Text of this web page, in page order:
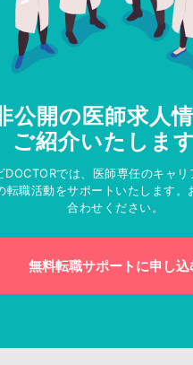
公開の医師求人
ご紹介いたしま
DOCTORでは、医師専任のキャ
転職活動をサポートいたします。
合わせください。
無料転職サポートに申し込